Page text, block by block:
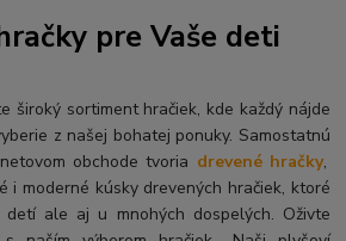
pre Vaše deti
široký sortiment hračiek, kde každý nájde
z našej bohatej ponuky. Samostatnú
obchode tvoria drevené hračky,
i moderné kúsky drevených hračiek, ktoré
ale aj u mnohých dospelých. Oživte